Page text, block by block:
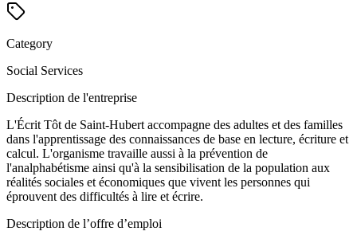
Category
Social Services
Description de l'entreprise
L'Écrit Tôt de Saint-Hubert accompagne des adultes et des familles
dans l'apprentissage des connaissances de base en lecture, écriture et
calcul. L'organisme travaille aussi à la prévention de
l'analphabétisme ainsi qu'à la sensibilisation de la population aux
réalités sociales et économiques que vivent les personnes qui
éprouvent des difficultés à lire et écrire.
Description de l’offre d’emploi